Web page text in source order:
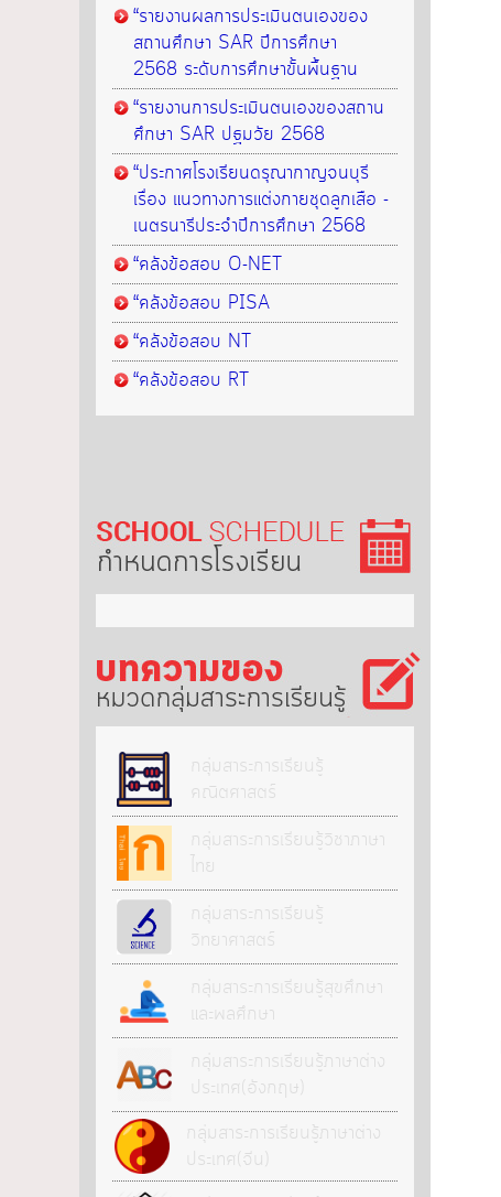
“รายงานผลการประเมินตนเองของ
สถานศึกษา SAR ปีการศึกษา
2568 ระดับการศึกษาขั้นพื้นฐาน
“รายงานการประเมินตนเองของสถาน
ศึกษา SAR ปฐมวัย 2568
“ประกาศโรงเรียนดรุณากาญจนบุรี
เรื่อง แนวทางการแต่งกายชุดลูกเสือ -
เนตรนารีประจำปีการศึกษา 2568
“คลังข้อสอบ O-NET
“คลังข้อสอบ PISA
“คลังข้อสอบ NT
“คลังข้อสอบ RT
กำหนดการโรงเรียน
กลุ่มสาระการเรียนรู้
กลุ่มสาระการเรียนรู้
คณิตศาสตร์
กลุ่มสาระการเรียนรู้วิชาภาษา
ไทย
กลุ่มสาระการเรียนรู้
วิทยาศาสตร์
กลุ่มสาระการเรียนรู้สุขศึกษา
และพลศึกษา
กลุ่มสาระการเรียนรู้ภาษาต่าง
ประเทศ(อังกฤษ)
กลุ่มสาระการเรียนรู้ภาษาต่าง
ประเทศ(จีน)